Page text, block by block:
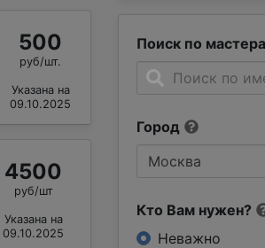
Поиск по
Город
Кто Вам нужен?
Неважно
500
руб/шт.
Указана на
09.10.2025
4500
руб/шт
Указана на
09.10.2025